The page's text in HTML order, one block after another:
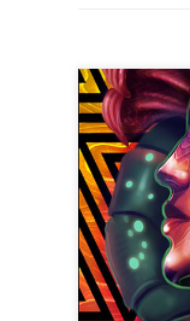
Brian
który
narkotyków
Trzeba
GHB
Psylocybina
Ether 25l